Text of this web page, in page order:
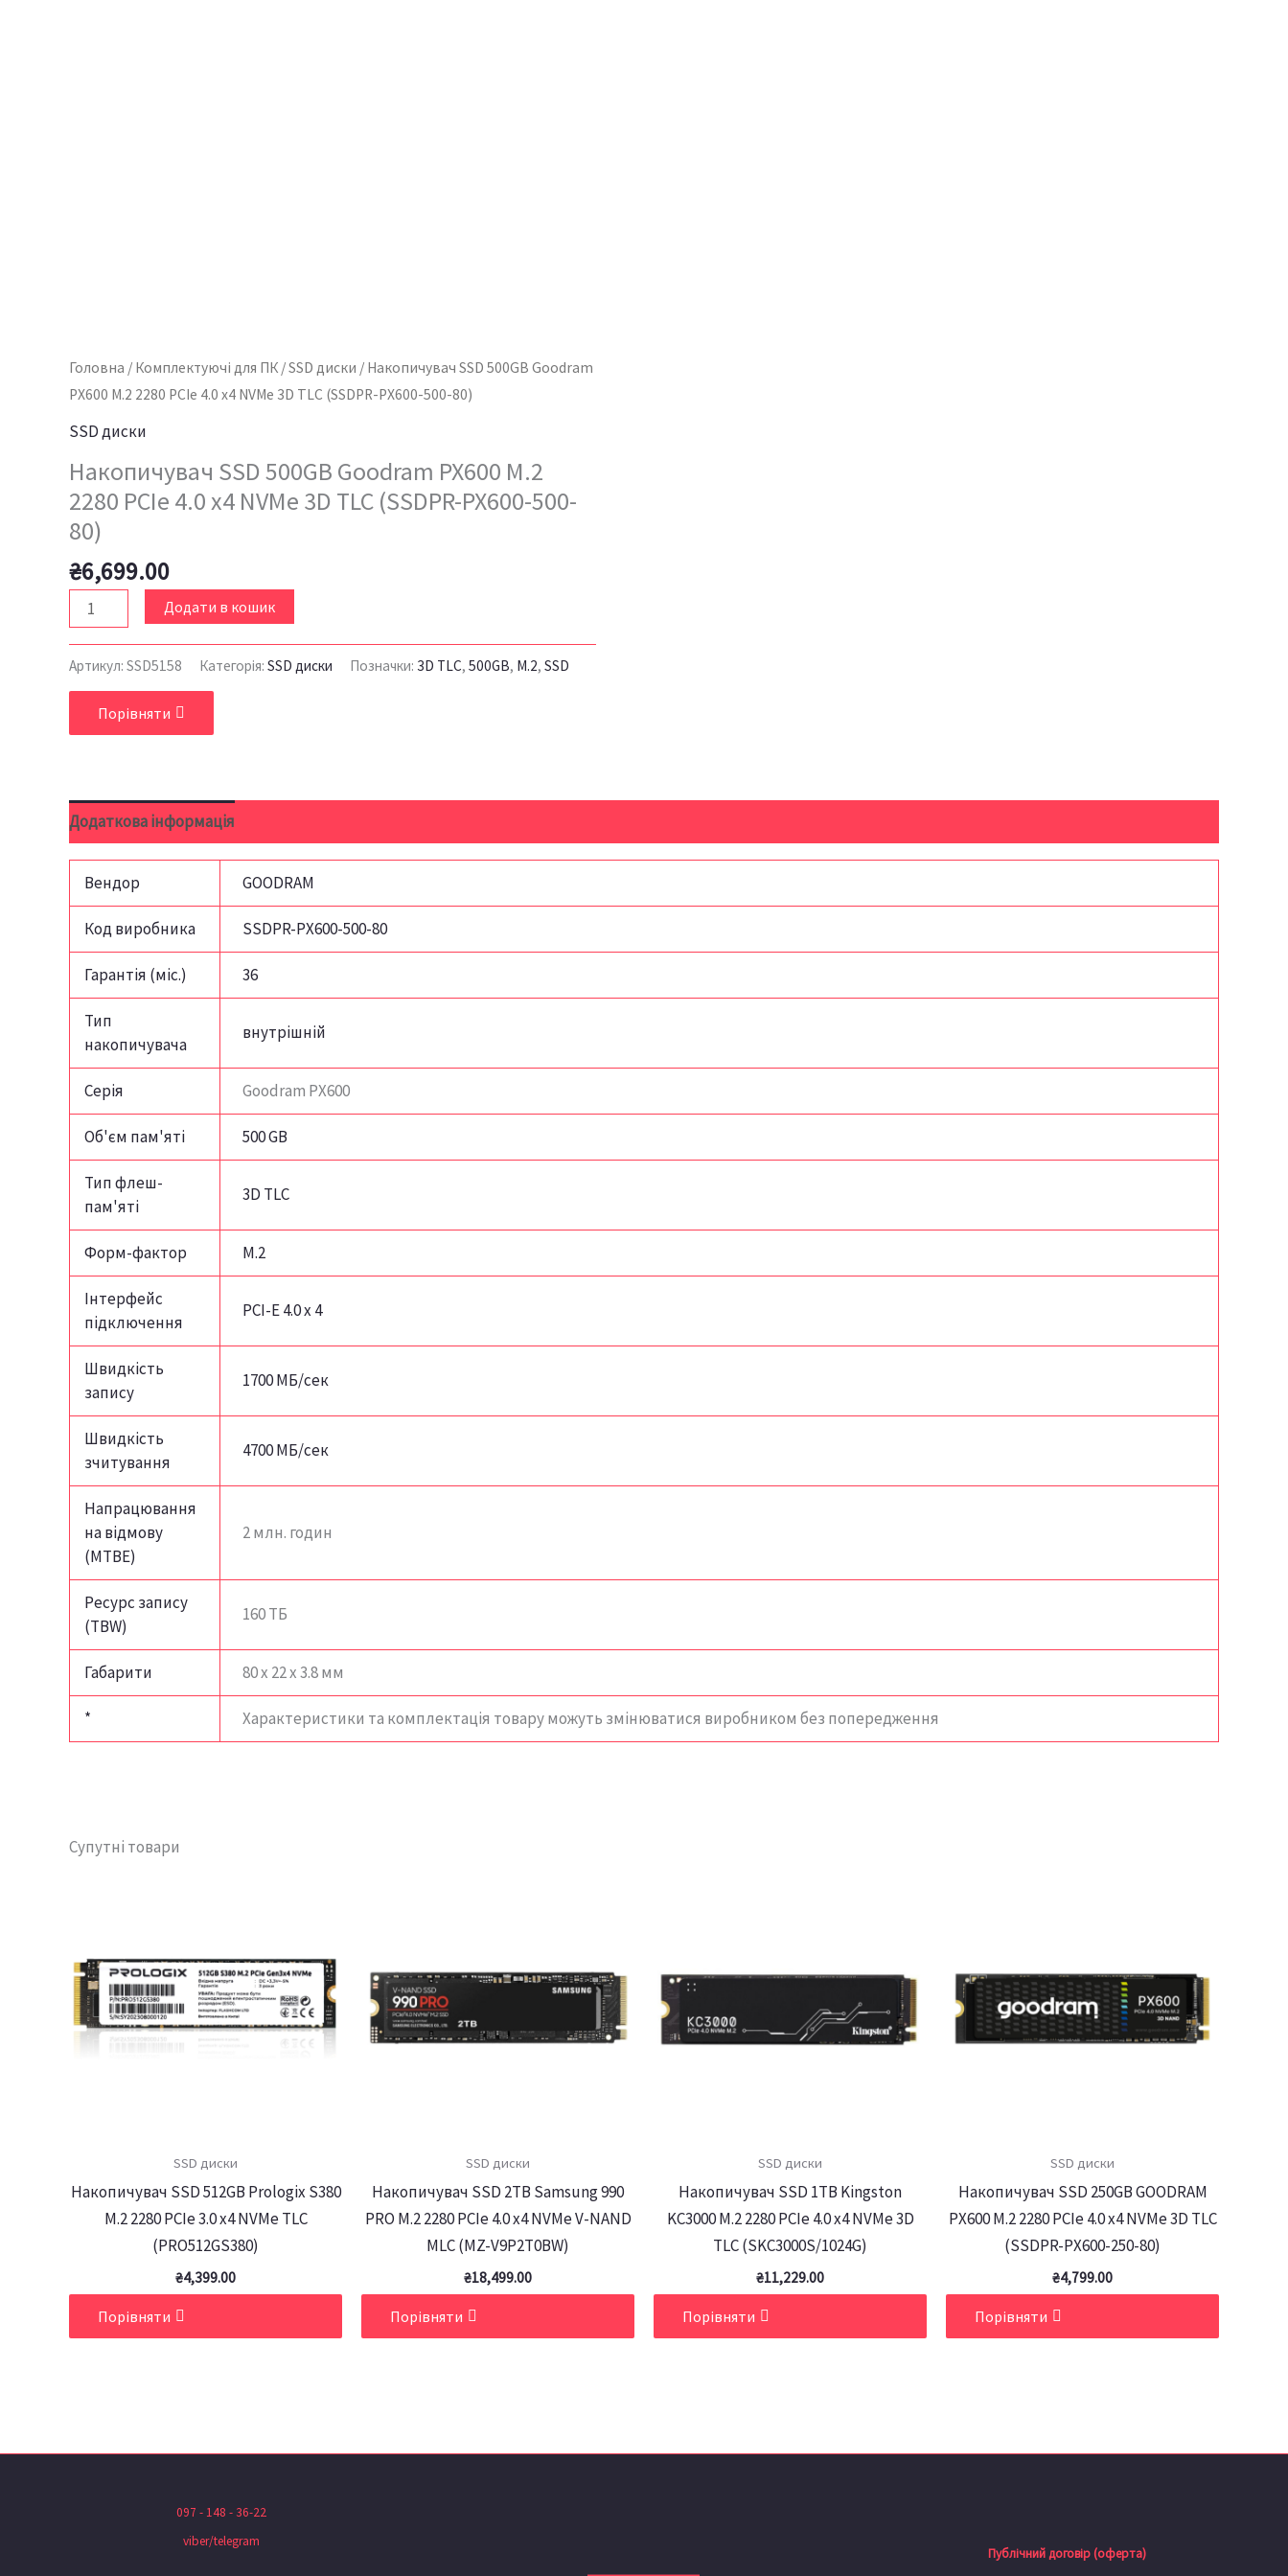
Головна / Комплектуючі для ПК /SSD диски / Накопичувач SSD 500GB Goodram
PX600 M.2 2280 PCIe 4.0 x4 NVMe 3D TLC (SSDPR-PX600-500-80)
SSD диски
Накопичувач SSD 500GB Goodram PX600 M.2
2280 PCIe 4.0 x4 NVMe 3D TLC (SSDPR-PX600-500-
80)
₴6,699.00
Додати в кошик
Артикул: SSD5158 Категорія: SSD диски Позначки: 3D TLC, 500GB, M.2, SSD
Порівняти
Додаткова інформація
Вендор GOODRAM
Код виробника SSDPR-PX600-500-80
Гарантія (міс.) 36
Тип
накопичувача
внутрішній
Серія Goodram PX600
Об'єм пам'яті 500 GB
Тип флеш-
пам'яті
3D TLC
Форм-фактор M.2
Інтерфейс
підключення
PCI-E 4.0 x 4
Швидкість
запису
1700 МБ/сек
Швидкість
зчитування
4700 МБ/сек
Напрацювання
на відмову
(MTBE)
2 млн. годин
Ресурс запису
(TBW)
160 ТБ
Габарити 80 х 22 х 3.8 мм
* Характеристики та комплектація товару можуть змінюватися виробником без попередження
Супутні товари
SSD диски
Накопичувач SSD 512GB Prologix S380
M.2 2280 PCIe 3.0 x4 NVMe TLC
(PRO512GS380)
₴4,399.00
Порівняти
SSD диски
Накопичувач SSD 2ТB Samsung 990
PRO M.2 2280 PCIe 4.0 x4 NVMe V-NAND
MLC (MZ-V9P2T0BW)
₴18,499.00
Порівняти
SSD диски
Накопичувач SSD 1TB Kingston
KC3000 M.2 2280 PCIe 4.0 x4 NVMe 3D
TLC (SKC3000S/1024G)
₴11,229.00
Порівняти
SSD диски
Накопичувач SSD 250GB GOODRAM
PX600 M.2 2280 PCIe 4.0 x4 NVMe 3D TLC
(SSDPR-PX600-250-80)
₴4,799.00
Порівняти
097 - 148 - 36-22
viber/telegram
Публічний договір (оферта)